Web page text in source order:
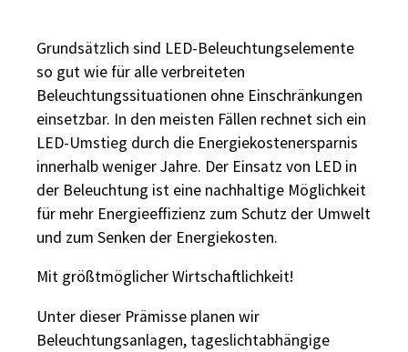
Grundsätzlich sind LED-Beleuchtungselemente
so gut wie für alle verbreiteten
Beleuchtungssituationen ohne Einschränkungen
einsetzbar. In den meisten Fällen rechnet sich ein
LED-Umstieg durch die Energiekostenersparnis
innerhalb weniger Jahre. Der Einsatz von LED in
der Beleuchtung ist eine nachhaltige Möglichkeit
für mehr Energieeffizienz zum Schutz der Umwelt
und zum Senken der Energiekosten.
Mit größtmöglicher Wirtschaftlichkeit!
Unter dieser Prämisse planen wir
Beleuchtungsanlagen, tageslichtabhängige